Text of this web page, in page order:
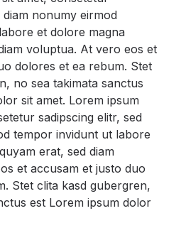
nonumy eirmod
et dolore magna
voluptua. At vero eos et
dolores et ea rebum. Stet
no sea takimata sanctus
sit amet. Lorem ipsum
sadipscing elitr, sed
tempor invidunt ut labore
erat, sed diam
et accusam et justo duo
Stet clita kasd gubergren,
est Lorem ipsum dolor